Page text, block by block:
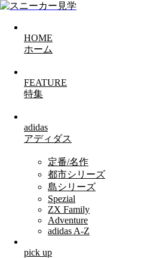
HOME
ホーム
FEATURE
特集
adidas
アディダス
定番/名作
都市シリーズ
島シリーズ
Spezial
ZX Family
Adventure
adidas A-Z
pick up